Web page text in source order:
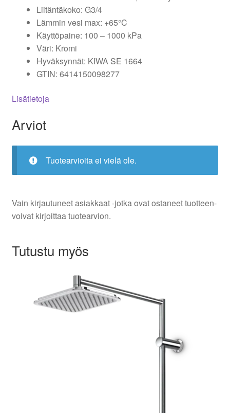
Liitäntäkoko: G3/4
Lämmin vesi max: +65°C
Käyttöpaine: 100 – 1000 kPa
Väri: Kromi
Hyväksynnät: KIWA SE 1664
GTIN: 6414150098277
Lisätietoja
Arviot
Tuotearvioita ei vielä ole.
Vain kirjautuneet asiakkaat -jotka ovat ostaneet tuotteen-
voivat kirjoittaa tuotearvion.
Tutustu myös